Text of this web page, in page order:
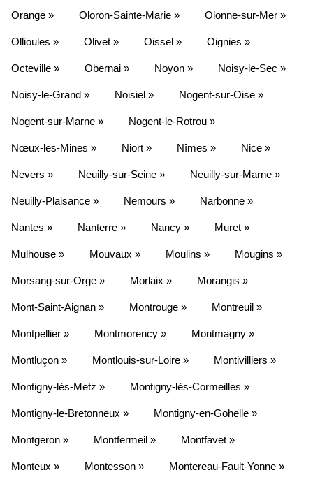
Orange » Oloron-Sainte-Marie » Olonne-sur-Mer »
Ollioules » Olivet » Oissel » Oignies »
Octeville » Obernai » Noyon » Noisy-le-Sec »
Noisy-le-Grand » Noisiel » Nogent-sur-Oise »
Nogent-sur-Marne » Nogent-le-Rotrou »
Nœux-les-Mines » Niort » Nîmes » Nice »
Nevers » Neuilly-sur-Seine » Neuilly-sur-Marne »
Neuilly-Plaisance » Nemours » Narbonne »
Nantes » Nanterre » Nancy » Muret »
Mulhouse » Mouvaux » Moulins » Mougins »
Morsang-sur-Orge » Morlaix » Morangis »
Mont-Saint-Aignan » Montrouge » Montreuil »
Montpellier » Montmorency » Montmagny »
Montluçon » Montlouis-sur-Loire » Montivilliers »
Montigny-lès-Metz » Montigny-lès-Cormeilles »
Montigny-le-Bretonneux » Montigny-en-Gohelle »
Montgeron » Montfermeil » Montfavet »
Monteux » Montesson » Montereau-Fault-Yonne »